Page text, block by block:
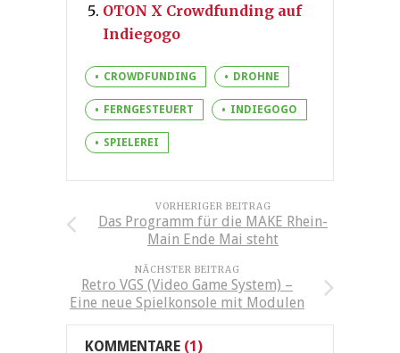
OTON X Crowdfunding auf
Indiegogo
CROWDFUNDING DROHNE
FERNGESTEUERT INDIEGOGO
SPIELEREI
VORHERIGER BEITRAG
Das Programm für die MAKE Rhein-
Main Ende Mai steht
NÄCHSTER BEITRAG
Retro VGS (Video Game System) –
Eine neue Spielkonsole mit Modulen
KOMMENTARE (1)